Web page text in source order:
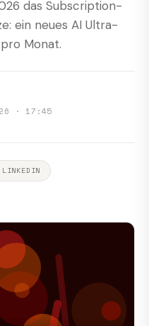
das Subscription-
ein neues AI Ultra-
Monat.
· 17:45